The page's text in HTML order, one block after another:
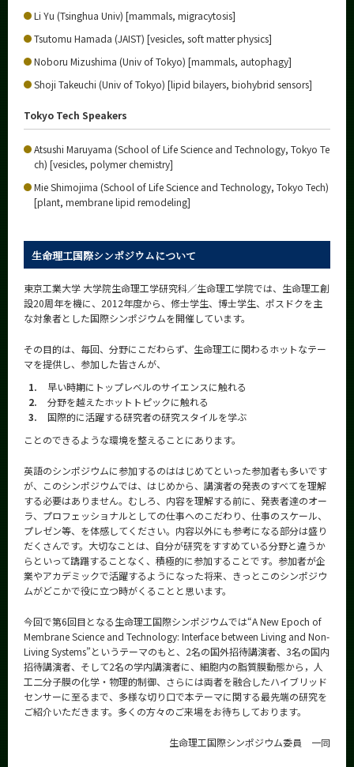
Li Yu (Tsinghua Univ) [mammals, migracytosis]
Tsutomu Hamada (JAIST) [vesicles, soft matter physics]
Noboru Mizushima (Univ of Tokyo) [mammals, autophagy]
Shoji Takeuchi (Univ of Tokyo) [lipid bilayers, biohybrid sensors]
Tokyo Tech Speakers
Atsushi Maruyama (School of Life Science and Technology, Tokyo Te
ch) [vesicles, polymer chemistry]
Mie Shimojima (School of Life Science and Technology, Tokyo Tech)
[plant, membrane lipid remodeling]
生命理工国際シンポジウムについて
東京工業大学 大学院生命理工学研究科／生命理工学院では、生命理工創
設20周年を機に、2012年度から、修士学生、博士学生、ポスドクを主
な対象者とした国際シンポジウムを開催しています。
その目的は、毎回、分野にこだわらず、生命理工に関わるホットなテー
マを提供し、参加した皆さんが、
1.
早い時期にトップレベルのサイエンスに触れる
2.
分野を越えたホットトピックに触れる
3.
国際的に活躍する研究者の研究スタイルを学ぶ
ことのできるような環境を整えることにあります。
英語のシンポジウムに参加するのははじめてといった参加者も多いです
が、このシンポジウムでは、はじめから、講演者の発表のすべてを理解
する必要はありません。むしろ、内容を理解する前に、発表者達のオー
ラ、プロフェッショナルとしての仕事へのこだわり、仕事のスケール、
プレゼン等、を体感してください。内容以外にも参考になる部分は盛り
だくさんです。大切なことは、自分が研究をすすめている分野と違うか
らといって躊躇することなく、積極的に参加することです。参加者が企
業やアカデミックで活躍するようになった将来、きっとこのシンポジウ
ムがどこかで役に立つ時がくることと思います。
今回で第6回目となる生命理工国際シンポジウムでは“A New Epoch of
Membrane Science and Technology: Interface between Living and Non-
Living Systems”というテーマのもと、2名の国外招待講演者、3名の国内
招待講演者、そして2名の学内講演者に、細胞内の脂質膜動態から，人
工二分子膜の化学・物理的制御、さらには両者を融合したハイブリッド
センサーに至るまで、多様な切り口で本テーマに関する最先端の研究を
ご紹介いただきます。多くの方々のご来場をお待ちしております。
生命理工国際シンポジウム委員 一同